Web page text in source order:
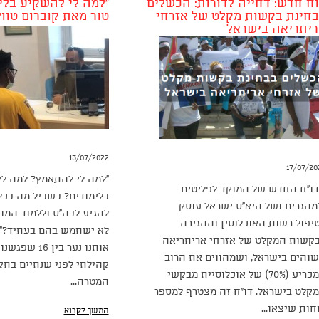
חדש: דחייה לדורות: הכשלים
בקשות מקלט של אזרחי
בישראל
17/07/
החדש של המוקד לפליטים
ושל היא”ס ישראל עוסק
רשות האוכלוסין וההגירה
המקלט של אזרחי אריתריאה
בישראל, ושמהווים את הרוב
המכריע (70%) של אוכלוסיית מבקשי
בישראל. דו”ח זה מצטרף למספר
שיצאו...
״למה לי להשקיע
טור מאת קוברום
13/07/2022
“למה לי להתאמץ? למה
בלימודים? בשביל מה
להגיע לבה”ס וללמוד
לא ישתמש בהם
אותנו נער
קהילתי לפני שנתיים
המטרה...
המשך לקרוא